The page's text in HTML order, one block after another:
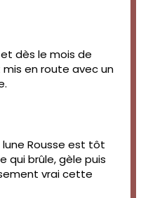
dès le mois de
en route avec un
Rousse est tôt
qui brûle, gèle puis
vrai cette